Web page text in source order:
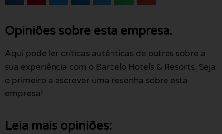
Opiniões sobre esta empresa.
Aqui pode ler críticas autênticas de outros sobre a
sua experiência com o Barcelo Hotels & Resorts. Seja
o primeiro a escrever uma resenha sobre esta
empresa!
Leia mais opiniões: